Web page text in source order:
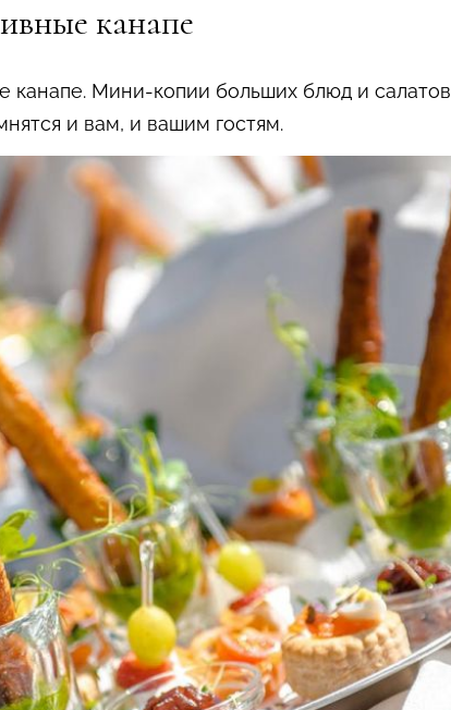
канапе
канапе. Мини-копии больших блюд и
и вам, и вашим гостям.